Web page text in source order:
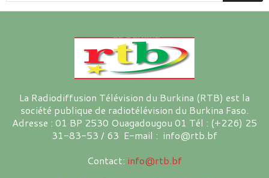
La Radiodiffusion Télévision du Burkina (RTB) est la
société publique de radiotélévision du Burkina Faso.
Adresse : 01 BP 2530 Ouagadougou 01 Tél : (+226) 25
31-83-53 / 63 E-mail : info@rtb.bf
Contact: info@rtb.bf